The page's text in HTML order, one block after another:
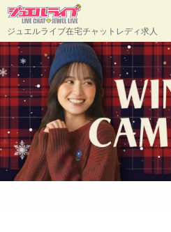
ジュエルライブ在宅チャットレディ求人